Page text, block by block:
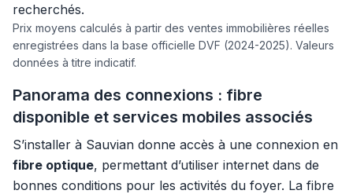
recherchés.
Prix moyens calculés à partir des ventes immobilières réelles
enregistrées dans la base officielle DVF (2024-2025). Valeurs
données à titre indicatif.
Panorama des connexions : fibre
disponible et services mobiles associés
S’installer à Sauvian donne accès à une connexion en
fibre optique, permettant d’utiliser internet dans de
bonnes conditions pour les activités du foyer. La fibre